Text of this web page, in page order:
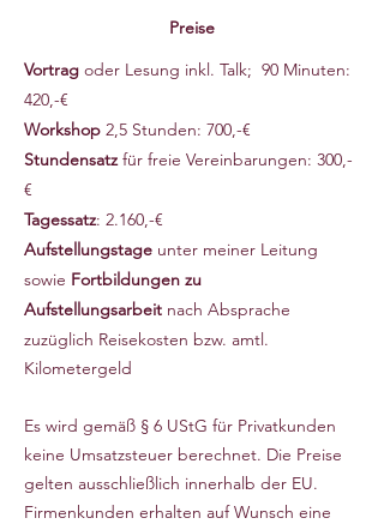
Preise
Vortrag oder Lesung inkl. Talk; 90 Minuten:
420,-€
Workshop 2,5 Stunden: 700,-€
Stundensatzfür freie Vereinbarungen: 300,-
€
Tagessatz: 2.160,-€
Aufstellungstage unter meiner Leitung
sowie Fortbildungen zu
Aufstellungsarbeit nach Absprache
zuzüglich Reisekosten bzw. amtl.
Kilometergeld
Es wird gemäß § 6 UStG für Privatkunden
keine Umsatzsteuer berechnet. Die Preise
gelten ausschließlich innerhalb der EU.
Firmenkunden erhalten auf Wunsch eine